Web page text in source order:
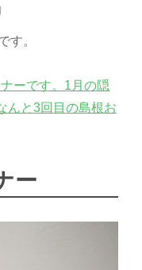
す。
ーです。1月の隠
んと3回目の島根お
ー